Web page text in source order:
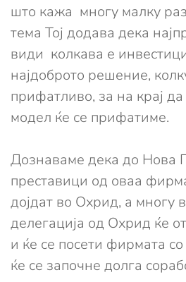
што кажа многу малку
тема Тој додава дека
види колкава е
најдоброто решение,
прифатливо, за на крај да
модел ќе се прифатиме.
Дознаваме дека до Нова
преставици од оваа
дојдат во Охрид, а многу
делегација од Охрид ќе
и ќе се посети фирмата со
ќе се започне долга